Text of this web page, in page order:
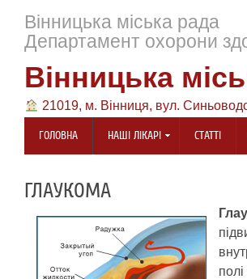
Вінницька міська рада
Департамент охорони
Вінницька
21019, м. Вінниця, вул.
ГОЛОВНА НАШІ ЛІКАРІ СТАТТІ
ГЛАУКОМА